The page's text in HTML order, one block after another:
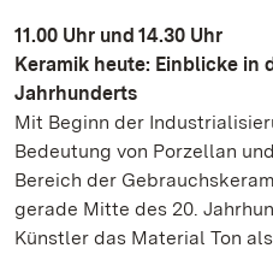
11.00 Uhr und 14.30 Uhr
Keramik heute: Einblicke in
Jahrhunderts
Mit Beginn der
Bedeutung von Porzellan
Bereich der
gerade Mitte des 20.
Künstler das Material Ton